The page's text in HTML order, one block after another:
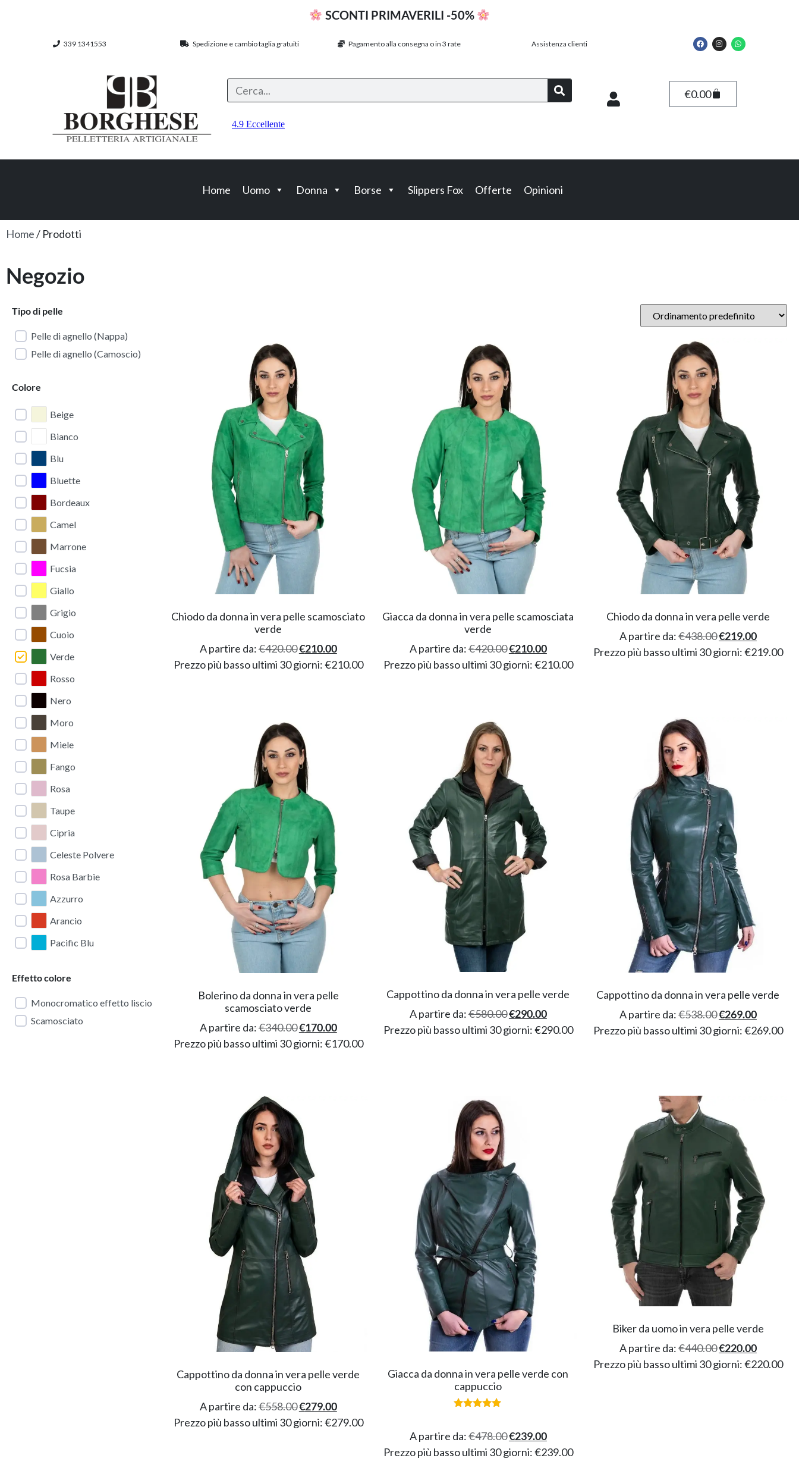
SCONTI PRIMAVERILI -50%
339 1341553 Spedizione e cambio taglia gratuiti Pagamento alla consegna o in 3 rate Assistenza clienti
€0.00
Home Uomo Donna Borse Slippers Fox Offerte Opinioni
Home/ Prodotti
Negozio
Tipo di pelle
Pelle di agnello (Nappa)
Pelle di agnello (Camoscio)
Colore
Beige
Bianco
Blu
Bluette
Bordeaux
Camel
Marrone
Fucsia
Giallo
Grigio
Cuoio
Verde
Rosso
Nero
Moro
Miele
Fango
Rosa
Taupe
Cipria
Celeste Polvere
Rosa Barbie
Azzurro
Arancio
Pacific Blu
Effetto colore
Monocromatico effetto liscio
Scamosciato
Chiodo da donna in vera pelle scamosciato
verde
A partire da:€420.00€210.00
Prezzo più basso ultimi 30 giorni:€210.00
Giacca da donna in vera pelle scamosciata
verde
A partire da:€420.00€210.00
Prezzo più basso ultimi 30 giorni:€210.00
Chiodo da donna in vera pelle verde
A partire da:€438.00€219.00
Prezzo più basso ultimi 30 giorni:€219.00
Bolerino da donna in vera pelle
scamosciato verde
A partire da:€340.00€170.00
Prezzo più basso ultimi 30 giorni:€170.00
Cappottino da donna in vera pelle verde
A partire da:€580.00€290.00
Prezzo più basso ultimi 30 giorni:€290.00
Cappottino da donna in vera pelle verde
A partire da:€538.00€269.00
Prezzo più basso ultimi 30 giorni:€269.00
Cappottino da donna in vera pelle verde
con cappuccio
A partire da:€558.00€279.00
Prezzo più basso ultimi 30 giorni:€279.00
Giacca da donna in vera pelle verde con
cappuccio
su 5
A partire da:€478.00€239.00
Prezzo più basso ultimi 30 giorni:€239.00
Biker da uomo in vera pelle verde
A partire da:€440.00€220.00
Prezzo più basso ultimi 30 giorni:€220.00